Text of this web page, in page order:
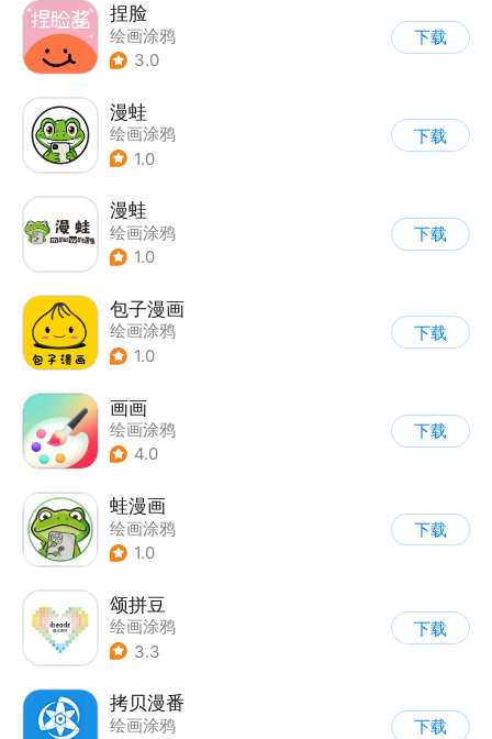
捏脸
绘画涂鸦
3.0
下载
漫蛙
绘画涂鸦
1.0
下载
漫蛙
绘画涂鸦
1.0
下载
包子漫画
绘画涂鸦
1.0
下载
画画
绘画涂鸦
4.0
下载
蛙漫画
绘画涂鸦
1.0
下载
颂拼豆
绘画涂鸦
3.3
下载
拷贝漫番
绘画涂鸦
下载